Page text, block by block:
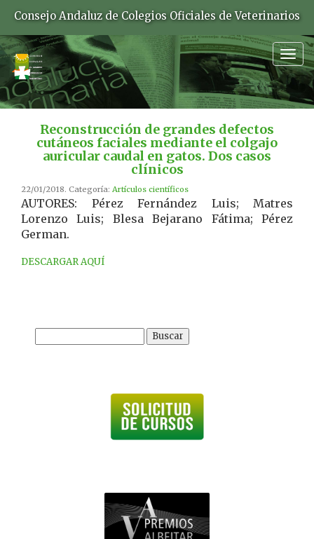
Consejo Andaluz de Colegios Oficiales de Veterinarios
Reconstrucción de grandes defectos
cutáneos faciales mediante el colgajo
auricular caudal en gatos. Dos casos
clínicos
22/01/2018. Categoría: Artículos científicos
AUTORES: Pérez Fernández Luis; Matres
Lorenzo Luis; Blesa Bejarano Fátima; Pérez
German.
DESCARGAR AQUÍ
Buscar: